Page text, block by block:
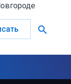
search